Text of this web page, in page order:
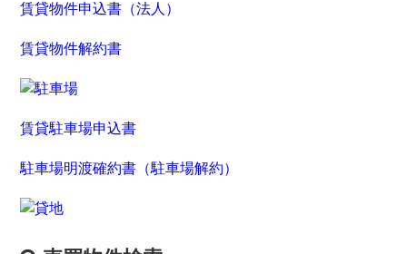
賃貸物件申込書（法人）
賃貸物件解約書
賃貸駐車場申込書
駐車場明渡確約書（駐車場解約）